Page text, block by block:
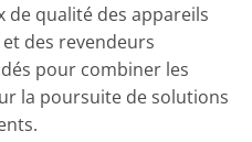
qualité des appareils
des revendeurs
pour combiner les
la poursuite de solutions